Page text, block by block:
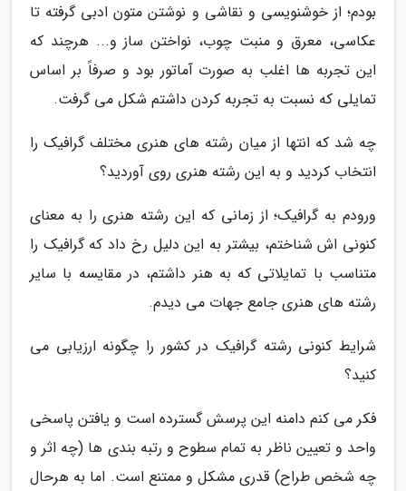
بودم؛ از خوشنویسی و نقاشی و نوشتن متون ادبی گرفته تا
عکاسی، معرق و منبت چوب، نواختن ساز و... هرچند که
این تجربه ها اغلب به صورت آماتور بود و صرفاً بر اساس
تمایلی که نسبت به تجربه کردن داشتم شکل می گرفت.
چه شد که انتها از میان رشته های هنری مختلف گرافیک را
انتخاب کردید و به این رشته هنری روی آوردید؟
ورودم به گرافیک؛ از زمانی که این رشته هنری را به معنای
کنونی اش شناختم، بیشتر به این دلیل رخ داد که گرافیک را
متناسب با تمایلاتی که به هنر داشتم، در مقایسه با سایر
رشته های هنری جامع جهات می دیدم.
شرایط کنونی رشته گرافیک در کشور را چگونه ارزیابی می
کنید؟
فکر می کنم دامنه این پرسش گسترده است و یافتن پاسخی
واحد و تعیین ناظر به تمام سطوح و رتبه بندی ها (چه اثر و
چه شخص طراح) قدری مشکل و ممتنع است. اما به هرحال